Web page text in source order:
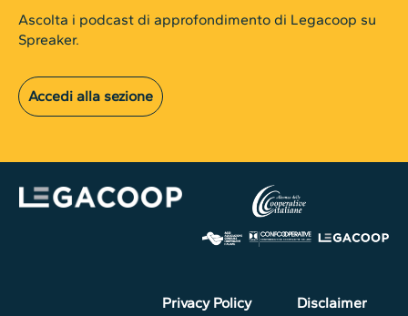
Ascolta i podcast di approfondimento di Legacoop su
Spreaker.
Accedi alla sezione
Privacy Policy
Disclaimer